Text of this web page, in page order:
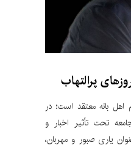
پرالتهاب
بانه معتقد است؛ در
تحت تأثیر اخبار و
یاری صبور و مهربان،